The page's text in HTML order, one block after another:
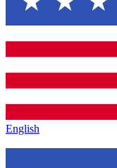
English